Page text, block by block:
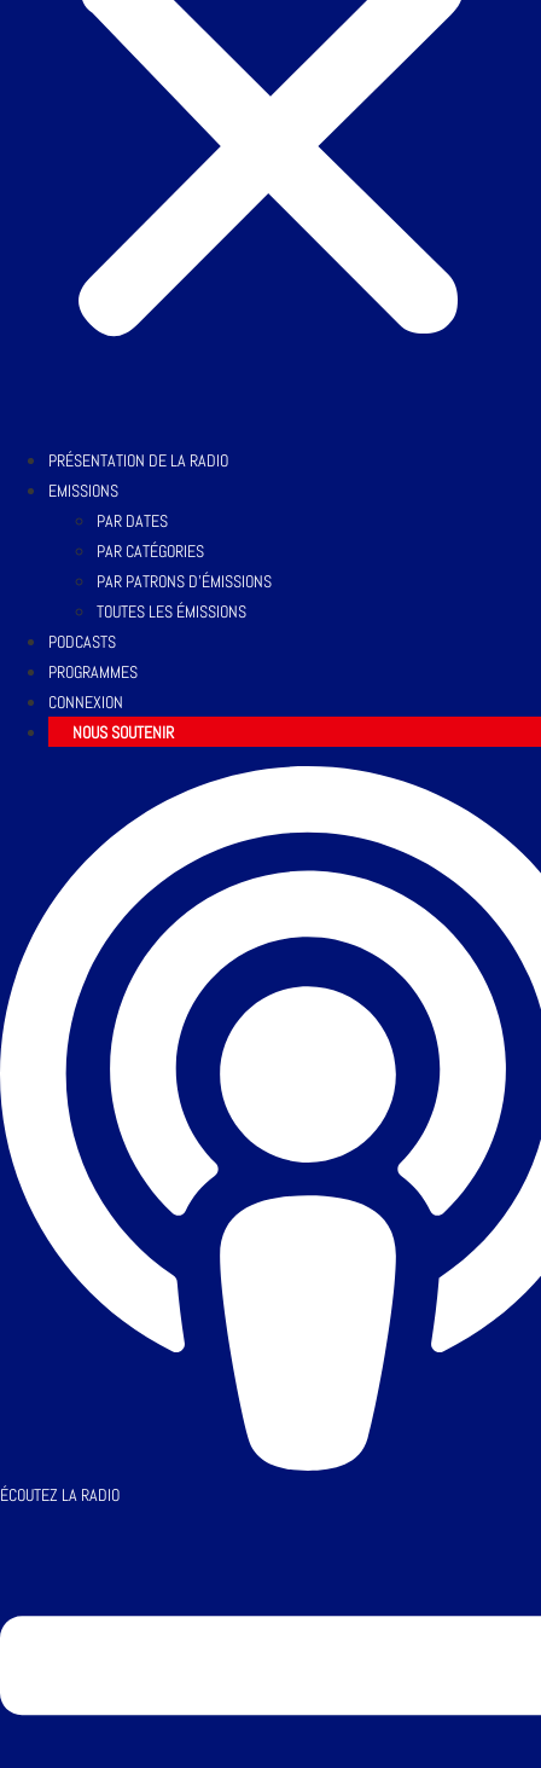
PRÉSENTATION DE LA RADIO
EMISSIONS
PAR DATES
PAR CATÉGORIES
PAR PATRONS D’ÉMISSIONS
TOUTES LES ÉMISSIONS
PODCASTS
PROGRAMMES
CONNEXION
NOUS SOUTENIR
ÉCOUTEZ LA RADIO